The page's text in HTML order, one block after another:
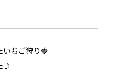
いちご狩り🍓
♪